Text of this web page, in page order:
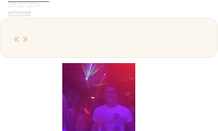
03.02.2014
источник
« »